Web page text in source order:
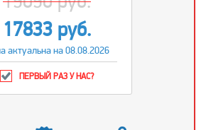
17833 руб.
актуальна на 08.08.2026
ПЕРВЫЙ РАЗ У НАС?